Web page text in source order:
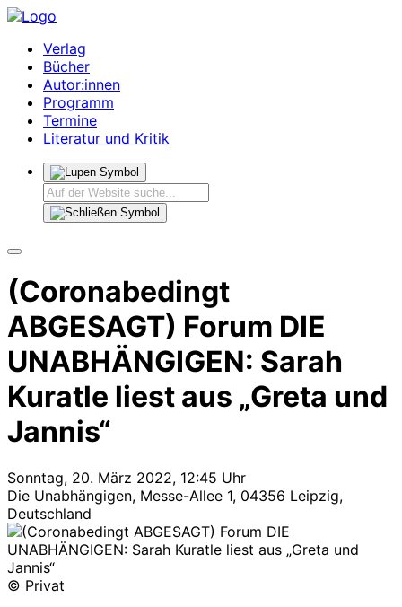
Verlag
Bücher
Autor:innen
Programm
Termine
Literatur und Kritik
(Coronabedingt
ABGESAGT) Forum DIE
UNABHÄNGIGEN: Sarah
Kuratle liest aus „Greta und
Jannis“
Sonntag, 20. März 2022, 12:45 Uhr
Die Unabhängigen, Messe-Allee 1, 04356 Leipzig,
Deutschland
© Privat